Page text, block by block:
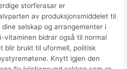
storferasar er
av produksjonsmiddelet til
selskap og arrangementer i
vitaminen bidrar også til normal
blir brukt til uformell, politisk
Knytt igjen den